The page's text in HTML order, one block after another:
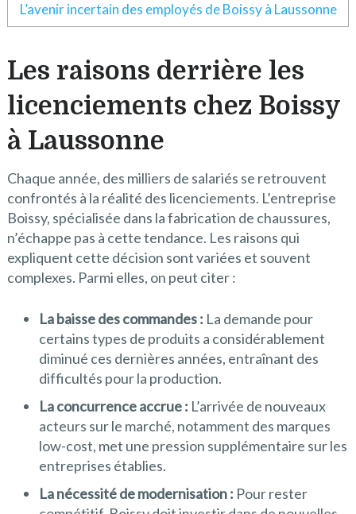
L’avenir incertain des employés de Boissy à Laussonne
Les raisons derrière les
licenciements chez Boissy
à Laussonne
Chaque année, des milliers de salariés se retrouvent
confrontés à la réalité des licenciements. L’entreprise
Boissy, spécialisée dans la fabrication de chaussures,
n’échappe pas à cette tendance. Les raisons qui
expliquent cette décision sont variées et souvent
complexes. Parmi elles, on peut citer :
La baisse des commandes : La demande pour
certains types de produits a considérablement
diminué ces dernières années, entraînant des
difficultés pour la production.
La concurrence accrue : L’arrivée de nouveaux
acteurs sur le marché, notamment des marques
low-cost, met une pression supplémentaire sur les
entreprises établies.
La nécessité de modernisation : Pour rester